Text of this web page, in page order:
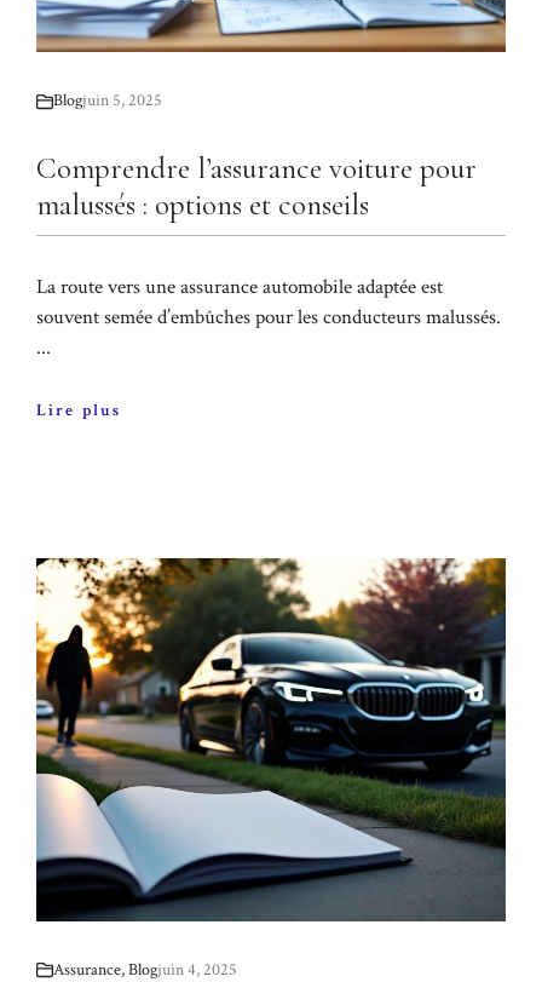
Blogjuin 5, 2025
Comprendre l’assurance voiture pour
malussés : options et conseils
La route vers une assurance automobile adaptée est
souvent semée d’embûches pour les conducteurs malussés.
...
Lire plus
Assurance,Blogjuin 4, 2025